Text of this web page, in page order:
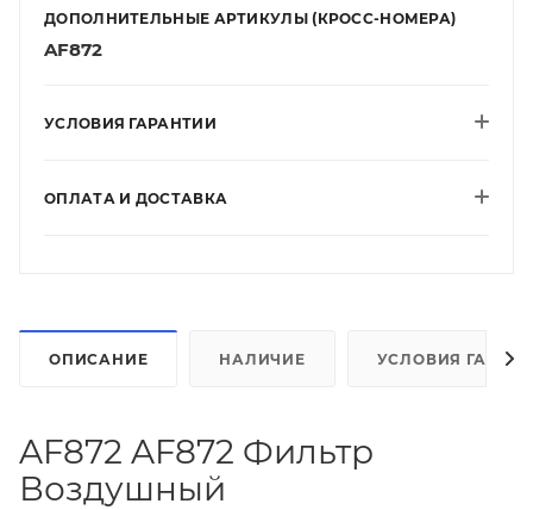
ДОПОЛНИТЕЛЬНЫЕ АРТИКУЛЫ (КРОСС-НОМЕРА)
AF872
УСЛОВИЯ ГАРАНТИИ
ОПЛАТА И ДОСТАВКА
ОПИСАНИЕ НАЛИЧИЕ УСЛОВИЯ
AF872 AF872 Фильтр
Воздушный